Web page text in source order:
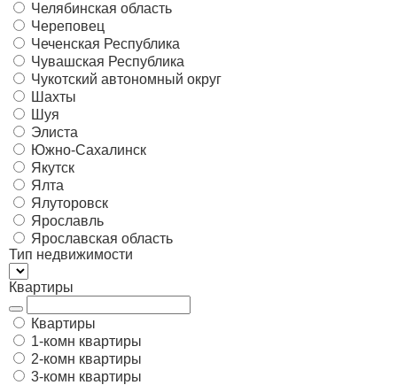
Челябинская область
Череповец
Чеченская Республика
Чувашская Республика
Чукотский автономный округ
Шахты
Шуя
Элиста
Южно-Сахалинск
Якутск
Ялта
Ялуторовск
Ярославль
Ярославская область
Тип недвижимости
Квартиры
Квартиры
1-комн квартиры
2-комн квартиры
3-комн квартиры